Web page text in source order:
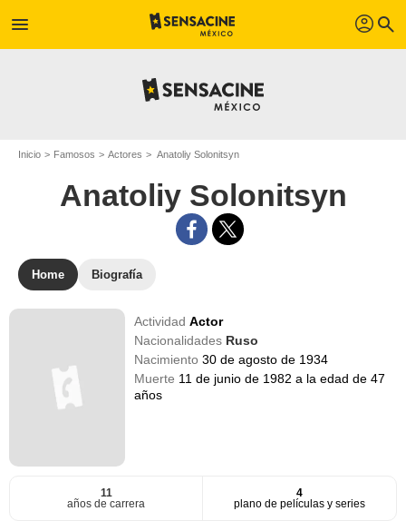
menu profil search
Inicio Famosos Actores Anatoliy Solonitsyn
Anatoliy Solonitsyn
Home Biografía
ActividadActor
Nacionalidades Ruso
Nacimiento30 de agosto de 1934
Muerte 11 de junio de 1982 a la edad de 47
años
11
años de carrera
4
plano de películas y series